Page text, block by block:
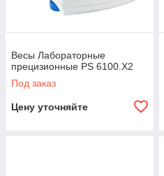
Весы Лабораторные
прецизионные PS 6100.X2
Под заказ
Цену уточняйте